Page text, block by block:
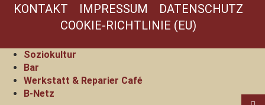
KONTAKT IMPRESSUM
DATENSCHUTZ
COOKIE-RICHTLINIE (EU)
Soziokultur
Bar
Werkstatt & Reparier Café
B-Netz